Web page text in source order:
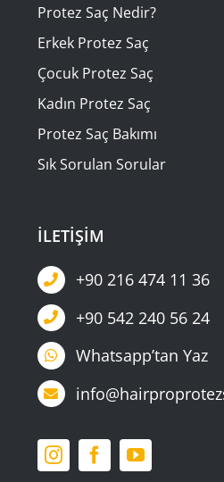
Protez Saç Nedir?
Erkek Protez Saç
Çocuk Protez Saç
Kadın Protez Saç
Protez Saç Bakımı
Sık Sorulan Sorular
İLETİŞİM
+90 216 474 11 36
+90 542 240 56 24
Whatsapp’tan Yaz